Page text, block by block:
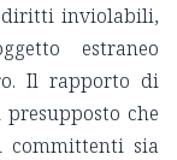
diritti inviolabili,
estraneo
Il rapporto di
che
committenti sia